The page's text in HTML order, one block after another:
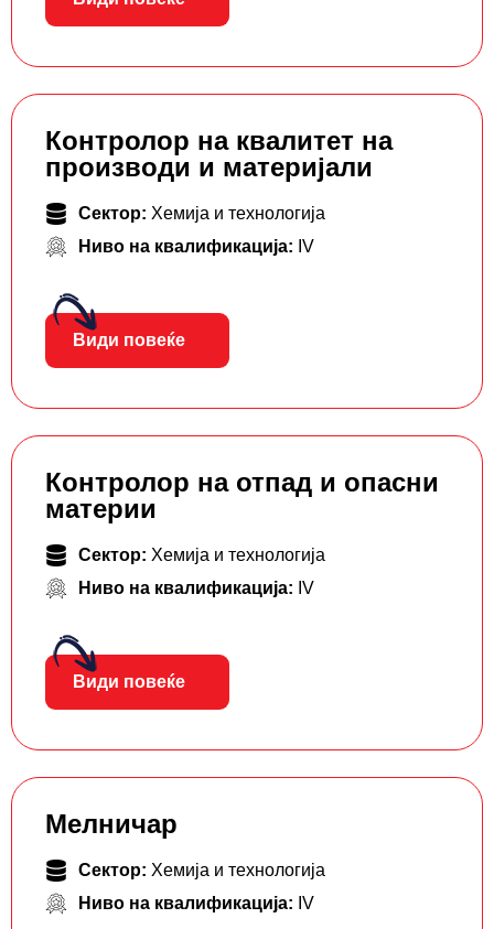
Контролор на квалитет на
производи и материјали
Сектор: Хемија и технологија
Ниво на квалификација: IV
Види повеќе
Контролор на отпад и опасни
материи
Сектор: Хемија и технологија
Ниво на квалификација: IV
Види повеќе
Мелничар
Сектор: Хемија и технологија
Ниво на квалификација: IV